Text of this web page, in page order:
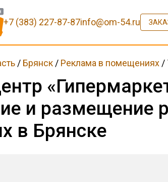
+7 (383) 227-87-87info@om-54.ru
/ Брянск / Реклама в помещениях /
и размещение
в Брянске